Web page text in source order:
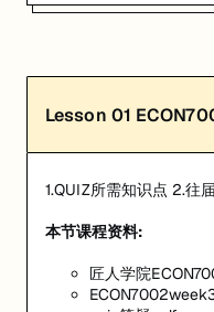
Lesson 01
1.QUIZ所需知识点 2.
本节课程资料:
匠人学院